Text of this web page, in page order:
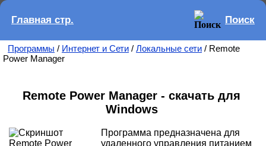
Главная стр. Поиск
Программы / Интернет и Сети / Локальные сети / Remote
Power Manager
Remote Power Manager - скачать для
Windows
Программа предназначена для
удаленного управления питанием